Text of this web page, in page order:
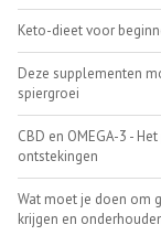
Keto-dieet voor
Deze supplementen
spiergroei
CBD en OMEGA-3 -
ontstekingen
Wat moet je doen om
krijgen en